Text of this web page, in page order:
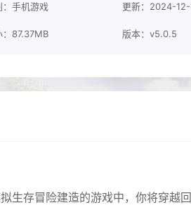
：手机游戏 更新：2024-
：87.37MB 版本：v5.0.5
生存冒险建造的游戏中，你将穿越